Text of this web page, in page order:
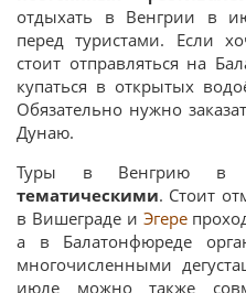
отдыхать в Венгрии в
перед туристами. Если
стоит отправляться на
купаться в открытых
Обязательно нужно
Дунаю.
Туры в Венгрию в
тематическими. Стоит
в Вишеграде и Эгере
а в Балатонфюреде
многочисленными
июле можно также